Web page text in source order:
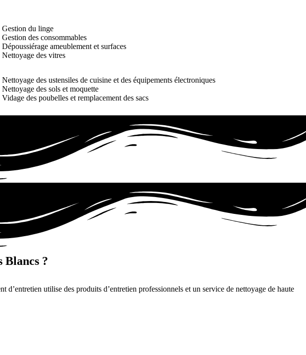
Gestion du linge
Gestion des consommables
Dépoussiérage ameublement et surfaces
Nettoyage des vitres
Nettoyage des ustensiles de cuisine et des équipements électroniques
Nettoyage des sols et moquette
Vidage des poubelles et remplacement des sacs
Blancs ?
utilise des produits d’entretien professionnels et un service de nettoyage de haute